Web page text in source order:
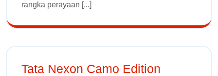
rangka perayaan [...]
Tata Nexon Camo Edition